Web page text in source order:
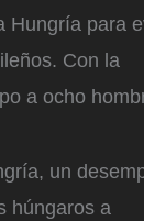
Hungría para
Con la
a ocho
un
húngaros a